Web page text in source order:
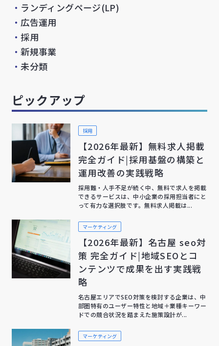
・ ランディングページ(LP)
・ 広告運用
・採用
・新規事業
・未分類
ピックアップ
採用
【2026年最新】無料求人掲載
完全ガイド|採用基盤の構築と
運用改善の実践戦略
採用難・人手不足が続く中、無料で求人を掲載
できるサービスは、中小企業の採用担当者にと
って有力な選択肢です。無料求人掲載は...
マーケティング
【2026年最新】名古屋 seo対
策 完全ガイド|地域SEOとコ
ンテンツで成果を出す実践戦
略
名古屋エリアでSEO対策を検討する企業は、中
部圏特有のユーザー特性と地域＋業種キーワー
ドでの競合状況を踏まえた施策設計が...
マーケティング